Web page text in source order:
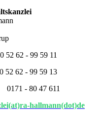
62 - 99 59 11
0 52 62 - 99 59 13
- 80 47 611
hallmann(dot)de